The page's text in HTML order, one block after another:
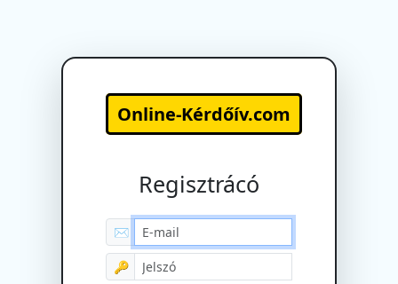
Online-Kérdőív.com
Regisztrácó
✉
🔑